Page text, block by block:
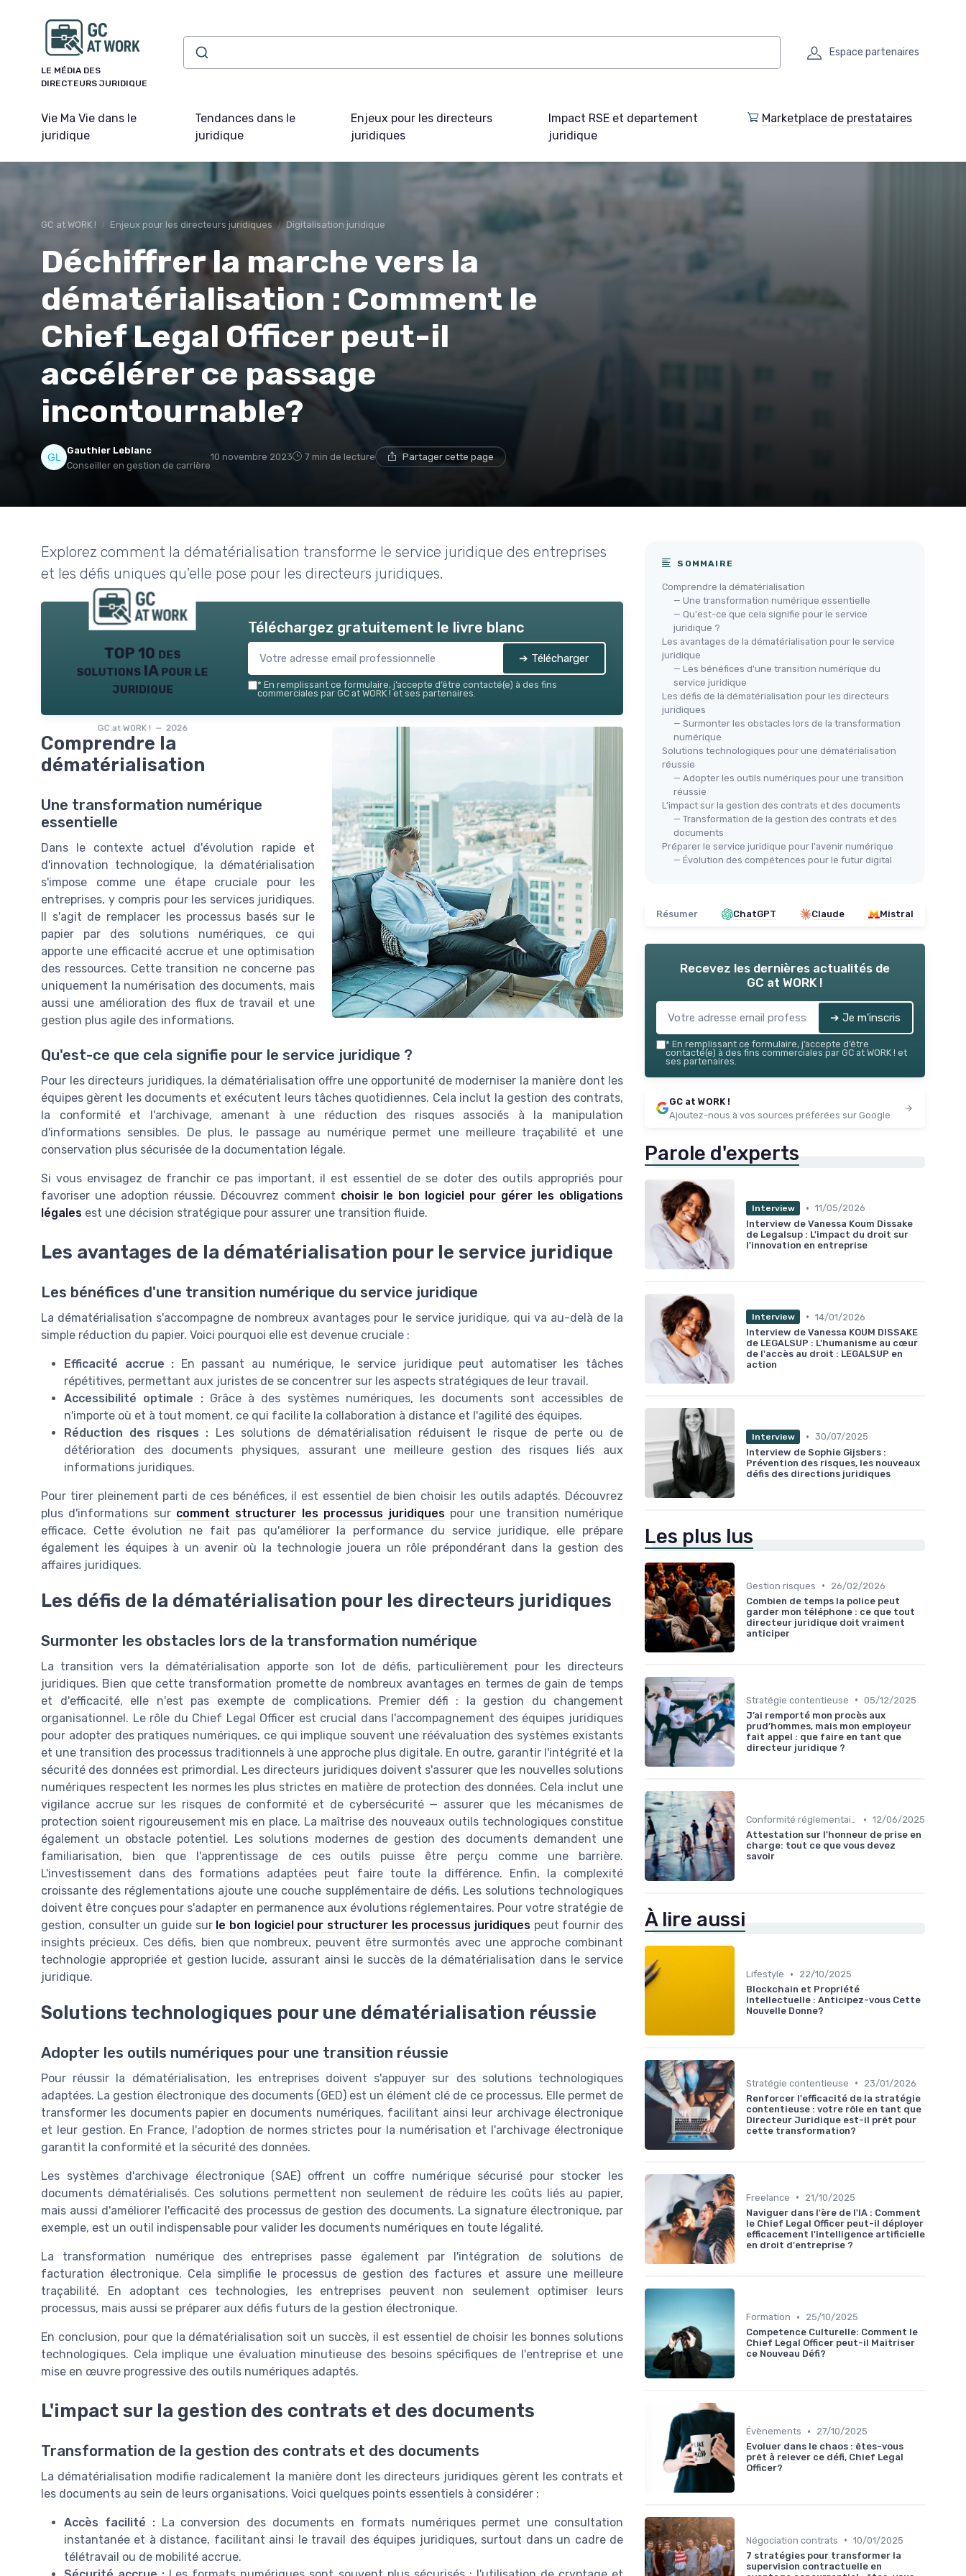
LE MÉDIA DES
DIRECTEURS JURIDIQUE
Espace partenaires
Vie Ma Vie dans le
juridique
Tendances dans le
juridique
Enjeux pour les directeurs
juridiques
Impact RSE et departement
juridique
Marketplace de prestataires
GC at WORK ! Enjeux pour les directeurs juridiques Digitalisation juridique
Déchiffrer la marche vers la
dématérialisation : Comment le
Chief Legal Officer peut-il
accélérer ce passage
incontournable?
Gauthier Leblanc
Conseiller en gestion de carrière
10 novembre 2023 7 min de lecture Partager cette page
Explorez comment la dématérialisation transforme le service juridique des entreprises
et les défis uniques qu'elle pose pour les directeurs juridiques.
TOP 10 des
solutions IA pour le
juridique
GC at WORK ! — 2026
Téléchargez gratuitement le livre blanc
➔ Télécharger
* En remplissant ce formulaire, j’accepte d’être contacté(e) à des fins
commerciales par GC at WORK ! et ses partenaires.
Comprendre la
dématérialisation
Une transformation numérique
essentielle
Dans le contexte actuel d'évolution rapide et
d'innovation technologique, la dématérialisation
s'impose comme une étape cruciale pour les
entreprises, y compris pour les services juridiques.
Il s'agit de remplacer les processus basés sur le
papier par des solutions numériques, ce qui
apporte une efficacité accrue et une optimisation
des ressources. Cette transition ne concerne pas
uniquement la numérisation des documents, mais
aussi une amélioration des flux de travail et une
gestion plus agile des informations.
Qu'est-ce que cela signifie pour le service juridique ?
Pour les directeurs juridiques, la dématérialisation offre une opportunité de moderniser la manière dont les
équipes gèrent les documents et exécutent leurs tâches quotidiennes. Cela inclut la gestion des contrats,
la conformité et l'archivage, amenant à une réduction des risques associés à la manipulation
d'informations sensibles. De plus, le passage au numérique permet une meilleure traçabilité et une
conservation plus sécurisée de la documentation légale.
Si vous envisagez de franchir ce pas important, il est essentiel de se doter des outils appropriés pour
favoriser une adoption réussie. Découvrez comment choisir le bon logiciel pour gérer les obligations
légales est une décision stratégique pour assurer une transition fluide.
Les avantages de la dématérialisation pour le service juridique
Les bénéfices d'une transition numérique du service juridique
La dématérialisation s'accompagne de nombreux avantages pour le service juridique, qui va au-delà de la
simple réduction du papier. Voici pourquoi elle est devenue cruciale :
Efficacité accrue : En passant au numérique, le service juridique peut automatiser les tâches
répétitives, permettant aux juristes de se concentrer sur les aspects stratégiques de leur travail.
Accessibilité optimale :Grâce à des systèmes numériques, les documents sont accessibles de
n'importe où et à tout moment, ce qui facilite la collaboration à distance et l'agilité des équipes.
Réduction des risques : Les solutions de dématérialisation réduisent le risque de perte ou de
détérioration des documents physiques, assurant une meilleure gestion des risques liés aux
informations juridiques.
Pour tirer pleinement parti de ces bénéfices, il est essentiel de bien choisir les outils adaptés. Découvrez
plus d'informations sur comment structurer les processus juridiquespour une transition numérique
efficace. Cette évolution ne fait pas qu'améliorer la performance du service juridique, elle prépare
également les équipes à un avenir où la technologie jouera un rôle prépondérant dans la gestion des
affaires juridiques.
Les défis de la dématérialisation pour les directeurs juridiques
Surmonter les obstacles lors de la transformation numérique
La transition vers la dématérialisation apporte son lot de défis, particulièrement pour les directeurs
juridiques. Bien que cette transformation promette de nombreux avantages en termes de gain de temps
et d'efficacité, elle n'est pas exempte de complications. Premier défi : la gestion du changement
organisationnel. Le rôle du Chief Legal Officer est crucial dans l'accompagnement des équipes juridiques
pour adopter des pratiques numériques, ce qui implique souvent une réévaluation des systèmes existants
et une transition des processus traditionnels à une approche plus digitale. En outre, garantir l'intégrité et la
sécurité des données est primordial. Les directeurs juridiques doivent s'assurer que les nouvelles solutions
numériques respectent les normes les plus strictes en matière de protection des données. Cela inclut une
vigilance accrue sur les risques de conformité et de cybersécurité — assurer que les mécanismes de
protection soient rigoureusement mis en place. La maîtrise des nouveaux outils technologiques constitue
également un obstacle potentiel. Les solutions modernes de gestion des documents demandent une
familiarisation, bien que l'apprentissage de ces outils puisse être perçu comme une barrière.
L'investissement dans des formations adaptées peut faire toute la différence. Enfin, la complexité
croissante des réglementations ajoute une couche supplémentaire de défis. Les solutions technologiques
doivent être conçues pour s'adapter en permanence aux évolutions réglementaires. Pour votre stratégie de
gestion, consulter un guide sur le bon logiciel pour structurer les processus juridiques peut fournir des
insights précieux. Ces défis, bien que nombreux, peuvent être surmontés avec une approche combinant
technologie appropriée et gestion lucide, assurant ainsi le succès de la dématérialisation dans le service
juridique.
Solutions technologiques pour une dématérialisation réussie
Adopter les outils numériques pour une transition réussie
Pour réussir la dématérialisation, les entreprises doivent s'appuyer sur des solutions technologiques
adaptées. La gestion électronique des documents (GED) est un élément clé de ce processus. Elle permet de
transformer les documents papier en documents numériques, facilitant ainsi leur archivage électronique
et leur gestion. En France, l'adoption de normes strictes pour la numérisation et l'archivage électronique
garantit la conformité et la sécurité des données.
Les systèmes d'archivage électronique (SAE) offrent un coffre numérique sécurisé pour stocker les
documents dématérialisés. Ces solutions permettent non seulement de réduire les coûts liés au papier,
mais aussi d'améliorer l'efficacité des processus de gestion des documents. La signature électronique, par
exemple, est un outil indispensable pour valider les documents numériques en toute légalité.
La transformation numérique des entreprises passe également par l'intégration de solutions de
facturation électronique. Cela simplifie le processus de gestion des factures et assure une meilleure
traçabilité. En adoptant ces technologies, les entreprises peuvent non seulement optimiser leurs
processus, mais aussi se préparer aux défis futurs de la gestion électronique.
En conclusion, pour que la dématérialisation soit un succès, il est essentiel de choisir les bonnes solutions
technologiques. Cela implique une évaluation minutieuse des besoins spécifiques de l'entreprise et une
mise en œuvre progressive des outils numériques adaptés.
L'impact sur la gestion des contrats et des documents
Transformation de la gestion des contrats et des documents
La dématérialisation modifie radicalement la manière dont les directeurs juridiques gèrent les contrats et
les documents au sein de leurs organisations. Voici quelques points essentiels à considérer :
Accès facilité :La conversion des documents en formats numériques permet une consultation
instantanée et à distance, facilitant ainsi le travail des équipes juridiques, surtout dans un cadre de
télétravail ou de mobilité accrue.
SOMMAIRE
Comprendre la dématérialisation
— Une transformation numérique essentielle
— Qu'est-ce que cela signifie pour le service
juridique ?
Les avantages de la dématérialisation pour le service
juridique
— Les bénéfices d'une transition numérique du
service juridique
Les défis de la dématérialisation pour les directeurs
juridiques
— Surmonter les obstacles lors de la transformation
numérique
Solutions technologiques pour une dématérialisation
réussie
— Adopter les outils numériques pour une transition
réussie
L'impact sur la gestion des contrats et des documents
— Transformation de la gestion des contrats et des
documents
Préparer le service juridique pour l'avenir numérique
— Évolution des compétences pour le futur digital
Résumer ChatGPT Claude Mistral
Recevez les dernières actualités de
GC at WORK !
➔ Je m'inscris
* En remplissant ce formulaire, j’accepte d’être
contacté(e) à des fins commerciales par GC at WORK ! et
ses partenaires.
GC at WORK !
Ajoutez-nous à vos sources préférées sur Google
Parole d'experts
Interview • 11/05/2026
Interview de Vanessa Koum Dissake
de Legalsup : L'impact du droit sur
l'innovation en entreprise
Interview • 14/01/2026
Interview de Vanessa KOUM DISSAKE
de LEGALSUP : L'humanisme au cœur
de l'accès au droit : LEGALSUP en
action
Interview • 30/07/2025
Interview de Sophie Gijsbers :
Prévention des risques, les nouveaux
défis des directions juridiques
Les plus lus
Gestion risques •
26/02/2026
Combien de temps la police peut
garder mon téléphone : ce que tout
directeur juridique doit vraiment
anticiper
Stratégie contentieuse • 05/12/2025
J’ai remporté mon procès aux
prud’hommes, mais mon employeur
fait appel : que faire en tant que
directeur juridique ?
Conformité réglementaire • 12/06/2025
Attestation sur l'honneur de prise en
charge: tout ce que vous devez
savoir
À lire aussi
Lifestyle •
22/10/2025
Blockchain et Propriété
Intellectuelle : Anticipez-vous Cette
Nouvelle Donne?
Stratégie contentieuse •
23/01/2026
Renforcer l'efficacité de la stratégie
contentieuse : votre rôle en tant que
Directeur Juridique est-il prêt pour
cette transformation?
Freelance •
21/10/2025
Naviguer dans l'ère de l'IA : Comment
le Chief Legal Officer peut-il déployer
efficacement l'intelligence artificielle
en droit d'entreprise ?
Formation •
25/10/2025
Competence Culturelle: Comment le
Chief Legal Officer peut-il Maitriser
ce Nouveau Défi?
Évènements •
27/10/2025
Evoluer dans le chaos : êtes-vous
prêt à relever ce défi, Chief Legal
Officer?
Négociation contrats • 10/01/2025
7 stratégies pour transformer la
supervision contractuelle en